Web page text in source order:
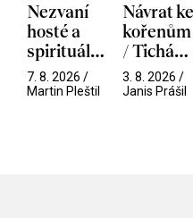
Nezvaní
hosté a
spirituální
narušitelé
z vesmíru
7. 8. 2026 /
Martin Pleštil
Návrat ke
kořenům
/ Tichá
přítelkyně
3. 8. 2026 /
Janis Prášil